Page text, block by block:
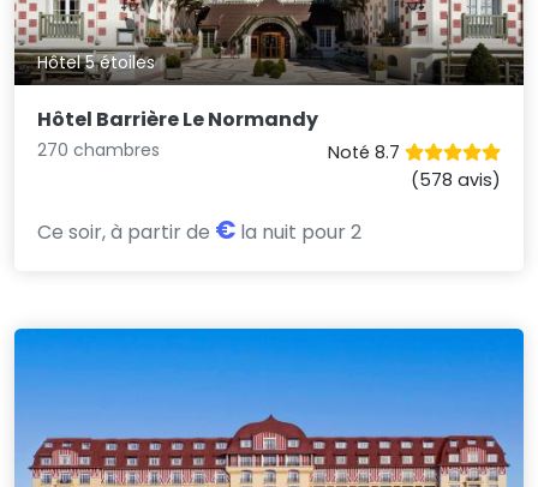
Hôtel 5 étoiles
Hôtel Barrière Le Normandy
270 chambres
Noté 8.7
(578 avis)
Ce soir, à partir de € la nuit pour 2